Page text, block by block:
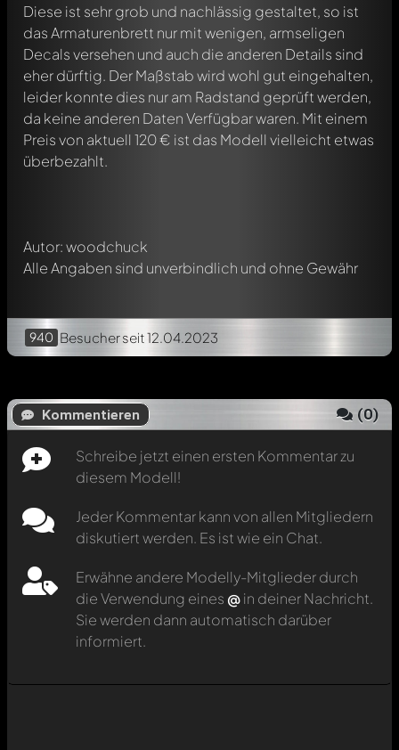
Diese ist sehr grob und nachlässig gestaltet, so ist
das Armaturenbrett nur mit wenigen, armseligen
Decals versehen und auch die anderen Details sind
eher dürftig. Der Maßstab wird wohl gut eingehalten,
leider konnte dies nur am Radstand geprüft werden,
da keine anderen Daten Verfügbar waren. Mit einem
Preis von aktuell 120 € ist das Modell vielleicht etwas
überbezahlt.
Autor: woodchuck
Alle Angaben sind unverbindlich und ohne Gewähr
940 Besucherseit 12.04.2023
Kommentieren (0)
Schreibe jetzt einen ersten Kommentar zu
diesem Modell!
Jeder Kommentar kann von allen Mitgliedern
diskutiert werden. Es ist wie ein Chat.
Erwähne andere Modelly-Mitglieder durch
die Verwendung eines @in deiner Nachricht.
Sie werden dann automatisch darüber
informiert.
Schreibe jetzt einen ersten Kommentar zu diesem Modell!
Jeder Kommentar kann von allen Mitgliedern diskutiert
werden. Es ist wie ein Chat.
Erwähne andere Modelly-Mitglieder durch die
Verwendung eines